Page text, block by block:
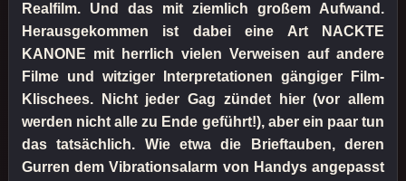
Realfilm. Und das mit ziemlich großem Aufwand.
Herausgekommen ist dabei eine Art NACKTE
KANONE mit herrlich vielen Verweisen auf andere
Filme und witziger Interpretationen gängiger Film-
Klischees. Nicht jeder Gag zündet hier (vor allem
werden nicht alle zu Ende geführt!), aber ein paar tun
das tatsächlich. Wie etwa die Brieftauben, deren
Gurren dem Vibrationsalarm von Handys angepasst